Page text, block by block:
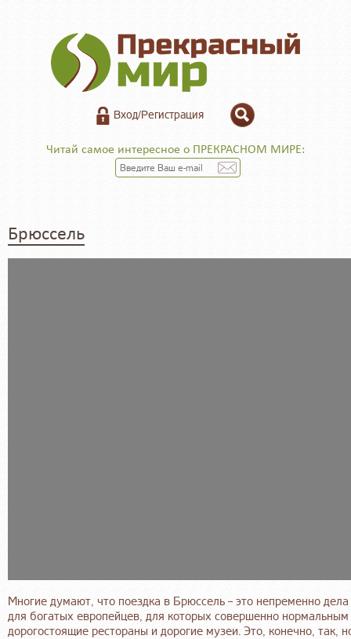
Вход/Регистрация
Читай самое интересное о ПРЕКРАСНОМ МИРЕ:
Брюссель
Многие думают, что поездка в Брюссель – это непременно
для богатых европейцев, для которых совершенно
дорогостоящие рестораны и дорогие музеи. Это, конечно, так,